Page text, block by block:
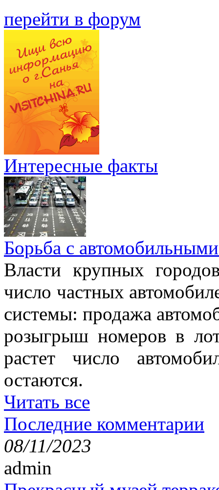
перейти в форум
Интересные факты
Борьба с
Власти крупных
число частных
системы: продажа
розыгрыш номеров в
растет число
остаются.
Читать все
Последние комментарии
08/11/2023
admin